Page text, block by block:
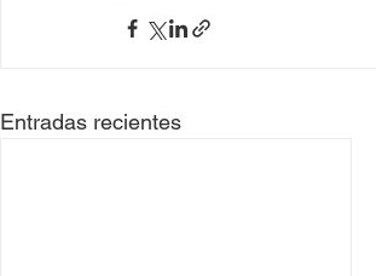
Entradas recientes